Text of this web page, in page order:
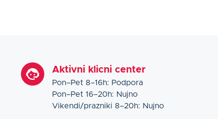
Aktivni klicni center
Pon–Pet 8–16h: Podpora
Pon–Pet 16–20h: Nujno
Vikendi/prazniki 8–20h: Nujno